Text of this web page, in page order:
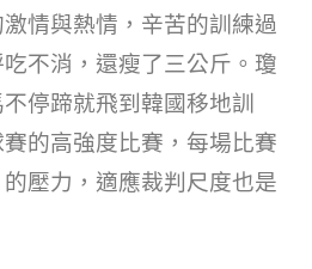
情與熱情，辛苦的訓練過
不消，還瘦了三公斤。瓊
停蹄就飛到韓國移地訓
的高強度比賽，每場比賽
壓力，適應裁判尺度也是